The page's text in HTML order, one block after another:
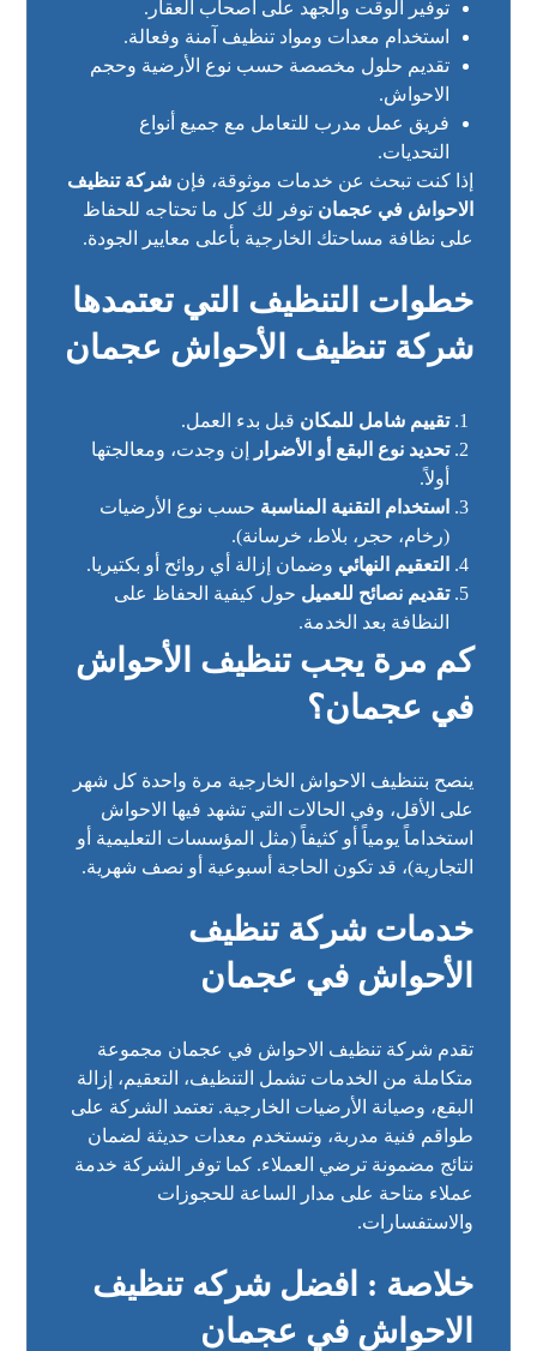
توفير الوقت والجهد على أصحاب العقار.
استخدام معدات ومواد تنظيف آمنة وفعالة.
تقديم حلول مخصصة حسب نوع الأرضية وحجم
الاحواش.
فريق عمل مدرب للتعامل مع جميع أنواع
التحديات.
إذا كنت تبحث عن خدمات موثوقة، فإنشركة تنظيف
الاحواش في عجمان توفر لك كل ما تحتاجه للحفاظ
على نظافة مساحتك الخارجية بأعلى معايير الجودة.
خطوات التنظيف التي تعتمدها
شركة تنظيف الأحواش عجمان
تقييم شامل للمكان قبل بدء العمل.
تحديد نوع البقع أو الأضرار
إن وجدت، ومعالجتها
أولاً.
استخدام التقنية المناسبة حسب نوع الأرضيات
(رخام، حجر، بلاط، خرسانة).
التعقيم النهائي وضمان إزالة أي روائح أو بكتيريا.
تقديم نصائح للعميل حول كيفية الحفاظ على
النظافة بعد الخدمة.
كم مرة يجب تنظيف الأحواش
في عجمان؟
ينصح بتنظيف الاحواش الخارجية مرة واحدة كل شهر
على الأقل، وفي الحالات التي تشهد فيها الاحواش
استخداماً يومياً أو كثيفاً (مثل المؤسسات التعليمية أو
التجارية)، قد تكون الحاجة أسبوعية أو نصف شهرية.
خدمات شركة تنظيف
الأحواش في عجمان
تقدم شركة تنظيف الاحواش في عجمان مجموعة
متكاملة من الخدمات تشمل التنظيف، التعقيم، إزالة
البقع، وصيانة الأرضيات الخارجية. تعتمد الشركة على
طواقم فنية مدربة، وتستخدم معدات حديثة لضمان
نتائج مضمونة ترضي العملاء. كما توفر الشركة خدمة
عملاء متاحة على مدار الساعة للحجوزات
والاستفسارات.
خلاصة : افضل شركه تنظيف
الاحواش في عجمان